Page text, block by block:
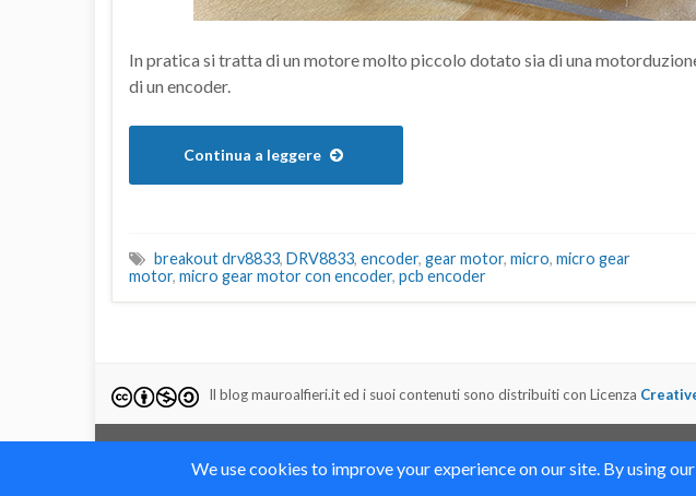
In pratica si tratta di un motore molto piccolo dotato sia di una
di un encoder.
Continua a leggere
breakout drv8833, DRV8833, encoder, gear motor, micro, micro gear
motor, micro gear motor con encoder, pcb encoder
Il blog mauroalfieri.it ed i suoi contenuti sono distribuiti con Licenza
Realizzato con il
daGraphene Themes.